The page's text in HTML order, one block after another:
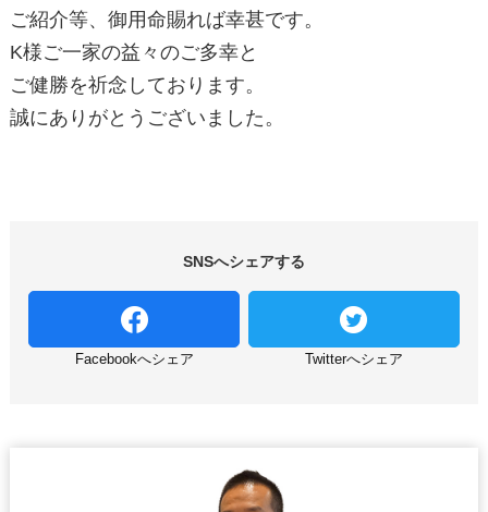
ご紹介等、御用命賜れば幸甚です。
K様ご一家の益々のご多幸と
ご健勝を祈念しております。
誠にありがとうございました。
SNSへシェアする
Facebookへシェア Twitterへシェア